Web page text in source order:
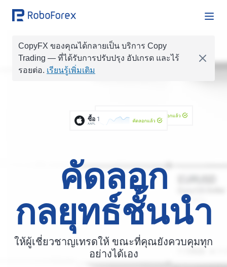
CopyFX ของคุณได้กลายเป็น บริการ Copy
Trading — ที่ได้รับการปรับปรุง อัปเกรด และไร้
รอยต่อ. เรียนรู้เพิ่มเติม
คัดลอก
กลยุทธ์ชั้นนำ
ให้ผู้เชี่ยวชาญเทรดให้ ขณะที่คุณยังควบคุมทุก
อย่างได้เอง
Best Copy Trading Platform
ขาย 0.2 GOLD
คัดลอกแล้ว
ซื้อ 1
AAPL
คัดลอกแล้ว